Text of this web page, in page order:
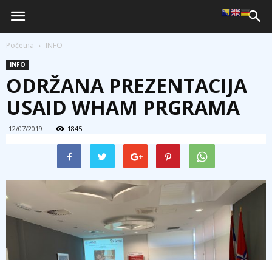
Početna INFO
INFO
ODRŽANA PREZENTACIJA
USAID WHAM PRGRAMA
12/07/2019 1845